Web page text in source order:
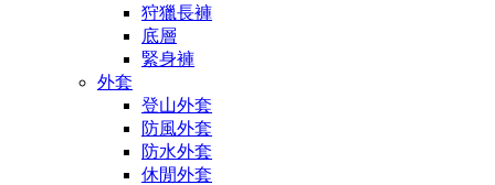
狩獵長褲
底層
緊身褲
外套
登山外套
防風外套
防水外套
休閒外套